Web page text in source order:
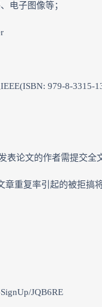
电子图像等；
979-8-
论文的作者需提交
重复率引起的被拒
JQB6RE